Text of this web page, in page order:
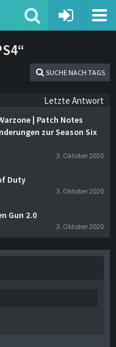
SUCHE NACH TAGS
Letzte Antwort
| Patch Notes
zur Season Six
3. Oktober 2020
Duty
3. Oktober 2020
Gun 2.0
3. Oktober 2020